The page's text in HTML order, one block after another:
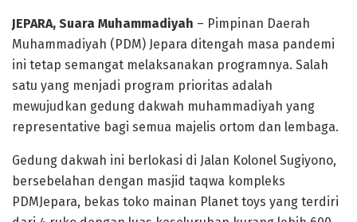
JEPARA, Suara Muhammadiyah – Pimpinan Daerah
Muhammadiyah (PDM) Jepara ditengah masa pandemi
ini tetap semangat melaksanakan programnya. Salah
satu yang menjadi program prioritas adalah
mewujudkan gedung dakwah muhammadiyah yang
representative bagi semua majelis ortom dan lembaga.
Gedung dakwah ini berlokasi di Jalan Kolonel Sugiyono,
bersebelahan dengan masjid taqwa kompleks
PDMJepara, bekas toko mainan Planet toys yang terdiri